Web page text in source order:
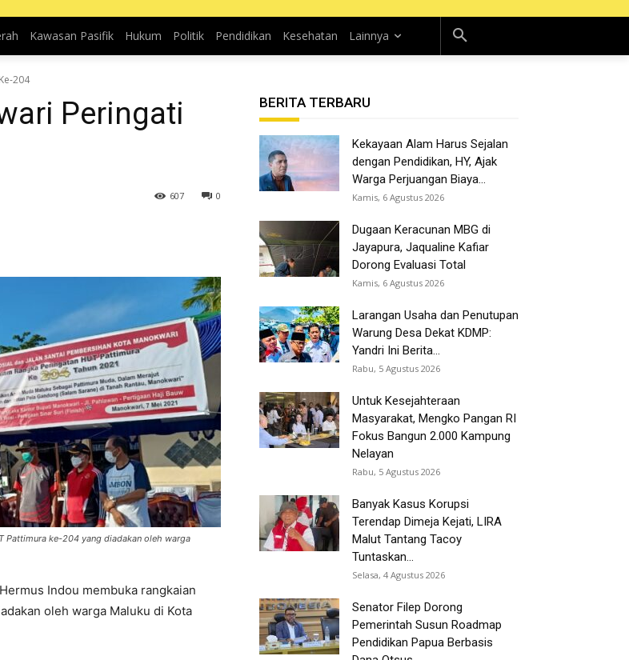
Kawasan Pasifik Hukum Politik Pendidikan Kesehatan Lainnya
204
Peringati
0
607
Pattimura ke-204 yang diadakan oleh warga
Indou membuka rangkaian
oleh warga Maluku di Kota
BERITA TERBARU
Kekayaan Alam Harus Sejalan
dengan Pendidikan, HY, Ajak
Warga Perjuangan Biaya...
Kamis, 6 Agustus 2026
Dugaan Keracunan MBG di
Jayapura, Jaqualine Kafiar
Dorong Evaluasi Total
Kamis, 6 Agustus 2026
Larangan Usaha dan Penutupan
Warung Desa Dekat KDMP:
Yandri Ini Berita...
Rabu, 5 Agustus 2026
Untuk Kesejahteraan
Masyarakat, Mengko Pangan RI
Fokus Bangun 2.000 Kampung
Nelayan
Rabu, 5 Agustus 2026
Banyak Kasus Korupsi
Terendap Dimeja Kejati, LIRA
Malut Tantang Tacoy
Tuntaskan...
Selasa, 4 Agustus 2026
Senator Filep Dorong
Pemerintah Susun Roadmap
Pendidikan Papua Berbasis